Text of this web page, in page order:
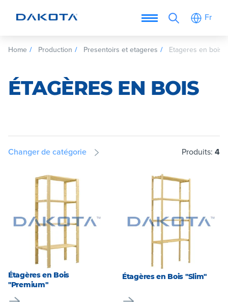
Fr
Home Production Presentoirs et etageres Etageres en bois
ÉTAGÈRES EN BOIS
Changer de catégorie Produits: 4
Étagères en Bois
"Premium"
Étagères en Bois "Slim"